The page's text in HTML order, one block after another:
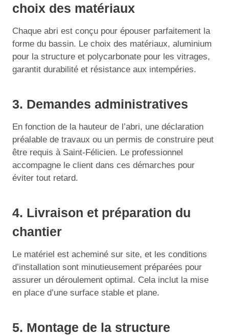
choix des matériaux
Chaque abri est conçu pour épouser parfaitement la
forme du bassin. Le choix des matériaux, aluminium
pour la structure et polycarbonate pour les vitrages,
garantit durabilité et résistance aux intempéries.
3. Demandes administratives
En fonction de la hauteur de l’abri, une déclaration
préalable de travaux ou un permis de construire peut
être requis à Saint-Félicien. Le professionnel
accompagne le client dans ces démarches pour
éviter tout retard.
4. Livraison et préparation du
chantier
Le matériel est acheminé sur site, et les conditions
d’installation sont minutieusement préparées pour
assurer un déroulement optimal. Cela inclut la mise
en place d’une surface stable et plane.
5. Montage de la structure